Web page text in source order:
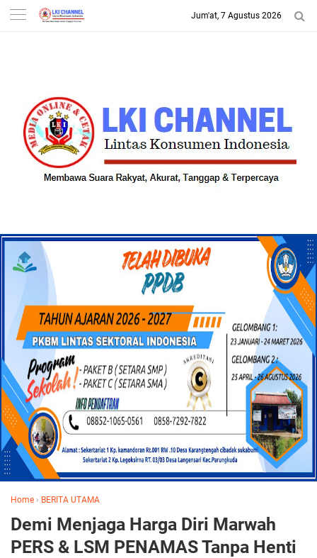
-->
Jum'at, 7 Agustus 2026
Home › BERITA UTAMA
Demi Menjaga Harga Diri Marwah
PERS & LSM PENAMAS Tanpa Henti